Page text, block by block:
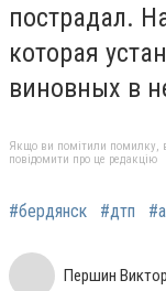
пострадал.
которая
виновных в
Якщо ви помітили помилку,
повідомити про це редакцію
#бердянск #дтп
Першин Виктор